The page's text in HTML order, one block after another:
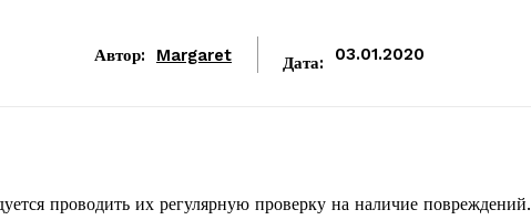
Автор: Margaret Дата: 03.01.2020
проводить их регулярную проверку на наличие повреждений.